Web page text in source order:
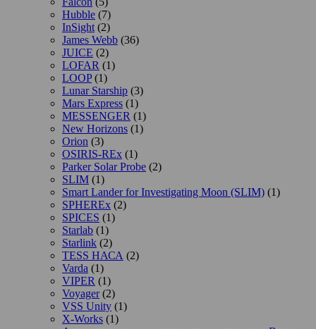
Hubble (7)
InSight (2)
James Webb (36)
JUICE (2)
LOFAR (1)
LOOP(1)
Lunar Starship (3)
Mars Express (1)
MESSENGER (1)
New Horizons (1)
Orion (3)
OSIRIS-REx (1)
Parker Solar Probe (2)
SLIM (1)
Smart Lander for Investigating Moon (SLIM) (1)
SPHEREx (2)
SPICES (1)
Starlab (1)
Starlink (2)
TESS НАСА (2)
Varda (1)
VIPER (1)
Voyager(2)
VSS Unity (1)
X-Works (1)